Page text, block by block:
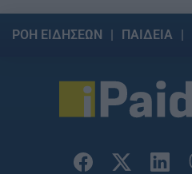
ΡΟΗ ΕΙΔΗΣΕΩΝ ΠΑΙΔΕΙΑ